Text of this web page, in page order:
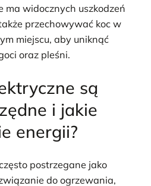
ma widocznych uszkodzeń
przechowywać koc w
miejscu, aby uniknąć
oraz pleśni.
są
i jakie
energii?
postrzegane jako
do ogrzewania,